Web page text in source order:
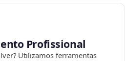
Profissional
Utilizamos ferramentas